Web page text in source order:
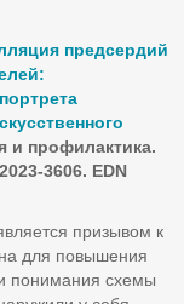
предсердий
и профилактика.
3606. EDN
призывом к
для повышения
понимания схемы